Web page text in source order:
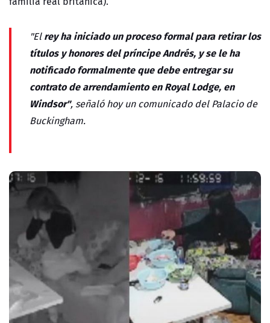
"Elrey ha iniciado un proceso formal para retirar los
títulos y honores del príncipe Andrés, y se le ha
notificado formalmente que debe entregar su
contrato de arrendamiento en Royal Lodge, en
Windsor", señaló hoy un comunicado del Palacio de
Buckingham.